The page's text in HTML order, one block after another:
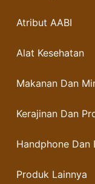
Atribut AABI
Alat Kesehatan
Makanan Dan
Kerajinan Dan
Handphone Dan
Produk Lainnya